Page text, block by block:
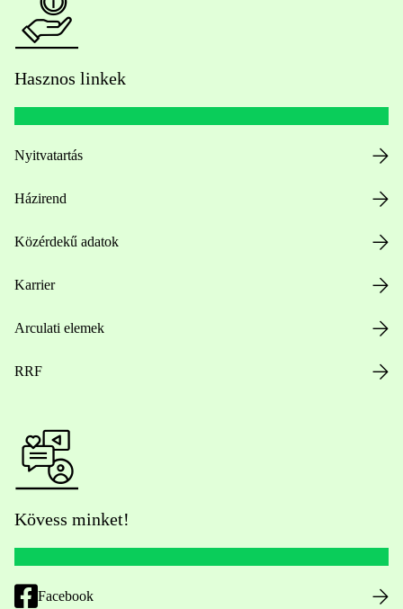
Hasznos linkek
Nyitvatartás
Házirend
Közérdekű adatok
Karrier
Arculati elemek
RRF
Kövess minket!
Facebook